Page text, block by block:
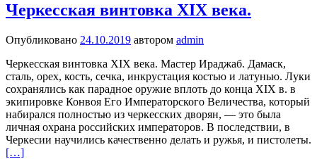
Черкесская винтовка XIX века.
Опубликовано 24.10.2019 автором admin
Черкесская винтовка XIX века. Мастер Ираджаб. Дамаск,
сталь, орех, кость, сечка, инкрустация костью и латунью. Луки
сохранялись как парадное оружие вплоть до конца XIX в. в
экипировке Конвоя Его Императорского Величества, который
набирался полностью из черкесских дворян, — это была
личная охрана российских императоров. В последствии, в
Черкесии научились качественно делать и ружья, и пистолеты.
[…]